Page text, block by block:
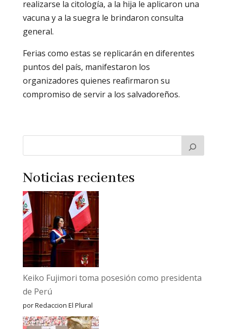
realizarse la citología, a la hija le aplicaron una
vacuna y a la suegra le brindaron consulta
general.
Ferias como estas se replicarán en diferentes
puntos del país, manifestaron los
organizadores quienes reafirmaron su
compromiso de servir a los salvadoreños.
Noticias recientes
Keiko Fujimori toma posesión como presidenta
de Perú
por Redaccion El Plural